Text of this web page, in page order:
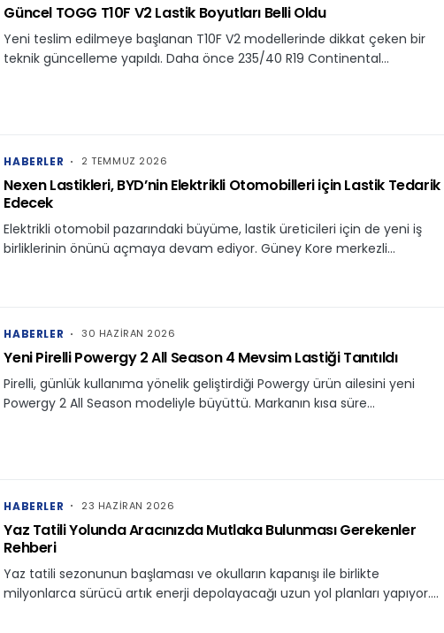
Güncel TOGG T10F V2 Lastik Boyutları Belli Oldu
Yeni teslim edilmeye başlanan T10F V2 modellerinde dikkat çeken bir
teknik güncelleme yapıldı. Daha önce 235/40 R19 Continental…
HABERLER 2 TEMMUZ 2026
Nexen Lastikleri, BYD’nin Elektrikli Otomobilleri için Lastik Tedarik
Edecek
Elektrikli otomobil pazarındaki büyüme, lastik üreticileri için de yeni iş
birliklerinin önünü açmaya devam ediyor. Güney Kore merkezli…
HABERLER 30 HAZIRAN 2026
Yeni Pirelli Powergy 2 All Season 4 Mevsim Lastiği Tanıtıldı
Pirelli, günlük kullanıma yönelik geliştirdiği Powergy ürün ailesini yeni
Powergy 2 All Season modeliyle büyüttü. Markanın kısa süre…
HABERLER 23 HAZIRAN 2026
Yaz Tatili Yolunda Aracınızda Mutlaka Bulunması Gerekenler
Rehberi
Yaz tatili sezonunun başlaması ve okulların kapanışı ile birlikte
milyonlarca sürücü artık enerji depolayacağı uzun yol planları yapıyor.…